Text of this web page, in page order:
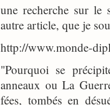
une recherche sur
autre article, que je
http://www.monde-
"Pourquoi se
anneaux ou La
fées, tombés en